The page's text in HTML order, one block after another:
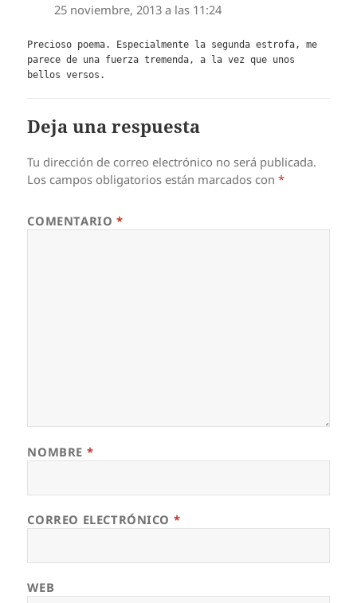
25 noviembre, 2013 a las 11:24
Precioso poema. Especialmente la segunda estrofa, me
parece de una fuerza tremenda, a la vez que unos
bellos versos.
Deja una respuesta
Tu dirección de correo electrónico no será publicada.
Los campos obligatorios están marcados con*
COMENTARIO *
NOMBRE *
CORREO ELECTRÓNICO *
WEB